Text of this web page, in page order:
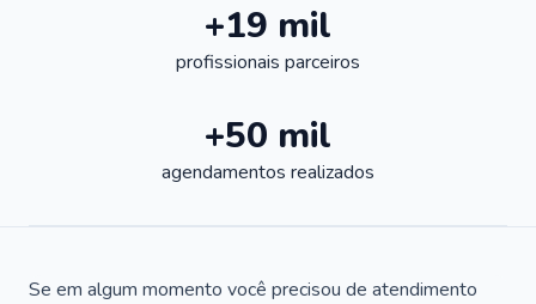
+19 mil
profissionais parceiros
+50 mil
agendamentos realizados
Se em algum momento você precisou de atendimento